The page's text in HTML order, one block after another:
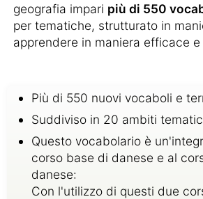
geografia impari più di 550
per tematiche, strutturato in
apprendere in maniera efficace e
Più di 550 nuovi vocaboli e
Suddiviso in 20 ambiti
Questo vocabolario è
corso base di danese e al
danese:
Con l'utilizzo di questi due